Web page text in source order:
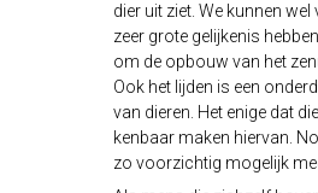
dier uit ziet. We kunnen
zeer grote gelijkenis
om de opbouw van het
Ook het lijden is een
van dieren. Het enige dat
kenbaar maken hiervan.
zo voorzichtig mogelijk